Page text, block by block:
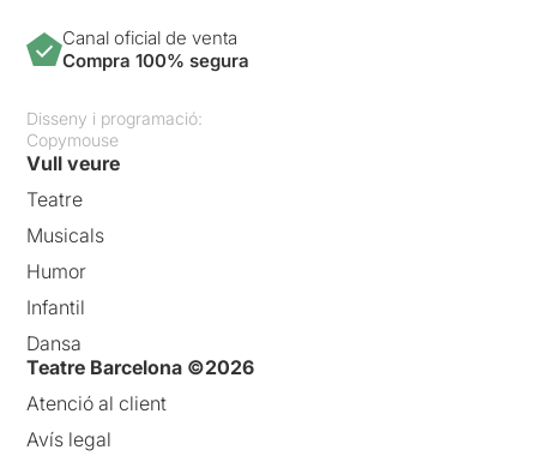
Canal oficial de venta
Compra 100% segura
Disseny i programació:
Copymouse
Vull veure
Teatre
Musicals
Humor
Infantil
Dansa
Teatre Barcelona ©2026
Atenció al client
Avís legal